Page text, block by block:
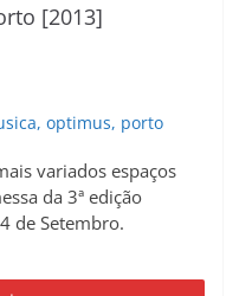
[2013]
, optimus, porto
variados espaços
da 3ª edição
de Setembro.